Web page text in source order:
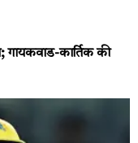
गायकवाड-कार्तिक की